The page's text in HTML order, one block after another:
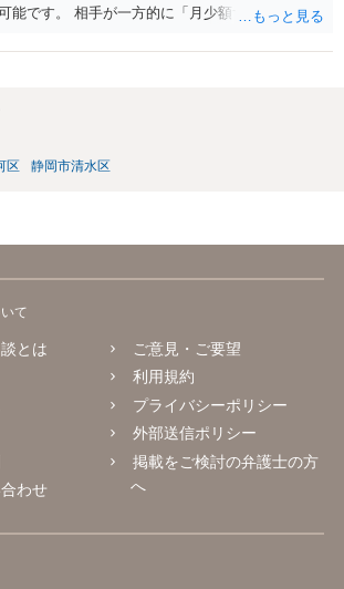
能です。 相手が一方的に「月少額ずつ返す」と
当初の返済期日も過ぎているため、一括返済を
括請求の通知：PayPayのメッセージ等で「分割
いため、残額の一括払いを求める」旨を明確に
・住所の確認：応じない場合に法的手段（少額
、相手の身元が必要です。分からない場合は、
区 静岡市清水区
て
とは
わせ
ご意見・ご要望
利用規約
プライバシーポリシー
外部送信ポリシー
掲載をご検討の弁護士の方
へ